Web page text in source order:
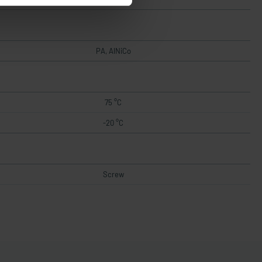
PA, AlNiCo
75 °C
-20 °C
Screw